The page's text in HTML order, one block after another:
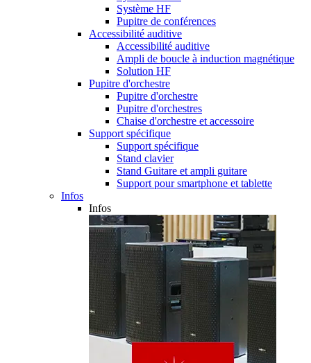
Système HF
Pupitre de conférences
Accessibilité auditive
Accessibilité auditive
Ampli de boucle à induction magnétique
Solution HF
Pupitre d'orchestre
Pupitre d'orchestre
Pupitre d'orchestres
Chaise d'orchestre et accessoire
Support spécifique
Support spécifique
Stand clavier
Stand Guitare et ampli guitare
Support pour smartphone et tablette
Infos
Infos